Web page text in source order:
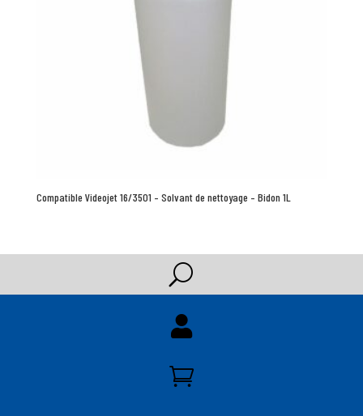
Compatible Videojet 16/3501 – Solvant de nettoyage – Bidon 1L
U

